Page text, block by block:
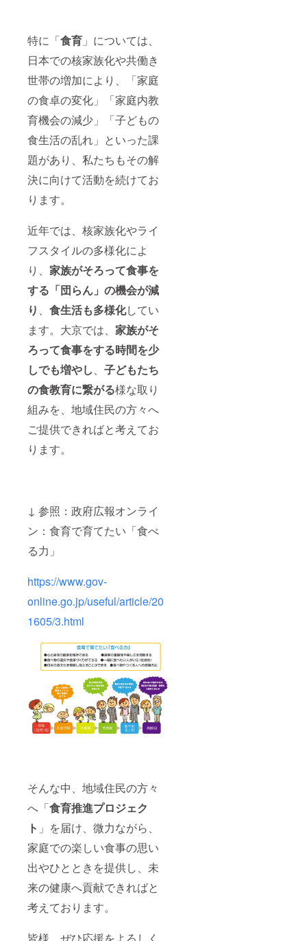
特に「食育 」については、
日本での核家族化や共働き
世帯の増加により、「家庭
の食卓の変化」「家庭内教
育機会の減少」「子どもの
食生活の乱れ」といった課
題があり、私たちもその解
決に向けて活動を続けてお
ります。
近年では、核家族化やライ
フスタイルの多様化によ
り、 家族がそろって食事を
する「団らん」の機会が減
り 、 食生活も多様化してい
ます。大京では、 家族がそ
ろって食事をする時間を少
しでも増やし、 子どもたち
の食教育に繋がる様な取り
組みを、地域住民の方々へ
ご提供できればと考えてお
ります。
↓ 参照：政府広報オンライ
ン：食育で育てたい「食べ
る力」
https://www.gov-
online.go.jp/useful/article/20
1605/3.html
そんな中、地域住民の方々
へ「食育推進プロジェク
ト 」を届け、微力ながら、
家庭での楽しい食事の思い
出やひとときを提供し、未
来の健康へ貢献できればと
考えております。